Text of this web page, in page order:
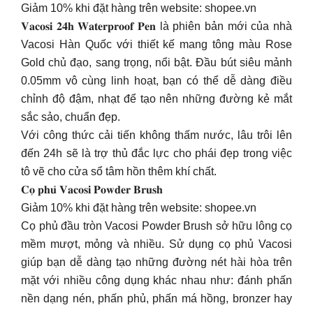
Giảm 10% khi đặt hàng trên website: shopee.vn
𝐕𝐚𝐜𝐨𝐬𝐢 𝟐𝟒𝐡 𝐖𝐚𝐭𝐞𝐫𝐩𝐫𝐨𝐨𝐟 𝐏𝐞𝐧 là phiên bản mới của nhà
Vacosi Hàn Quốc với thiết kế mang tông màu Rose
Gold chủ đạo, sang trọng, nổi bật. Đầu bút siêu mảnh
0.05mm vô cùng linh hoạt, bạn có thể dễ dàng điều
chỉnh độ đậm, nhạt để tạo nên những đường kẻ mắt
sắc sảo, chuẩn đẹp.
Với công thức cải tiến không thấm nước, lâu trôi lên
đến 24h sẽ là trợ thủ đắc lực cho phái đẹp trong việc
tô vẽ cho cửa sổ tâm hồn thêm khí chất.
𝐂𝐨̣ 𝐩𝐡𝐮̉ 𝐕𝐚𝐜𝐨𝐬𝐢 𝐏𝐨𝐰𝐝𝐞𝐫 𝐁𝐫𝐮𝐬𝐡
Giảm 10% khi đặt hàng trên website: shopee.vn
Cọ phủ đầu tròn Vacosi Powder Brush sở hữu lông cọ
mềm mượt, mỏng và nhiều. Sử dụng cọ phủ Vacosi
giúp bạn dễ dàng tạo những đường nét hài hòa trên
mặt với nhiều công dụng khác nhau như: đánh phấn
nền dạng nén, phấn phủ, phấn má hồng, bronzer hay